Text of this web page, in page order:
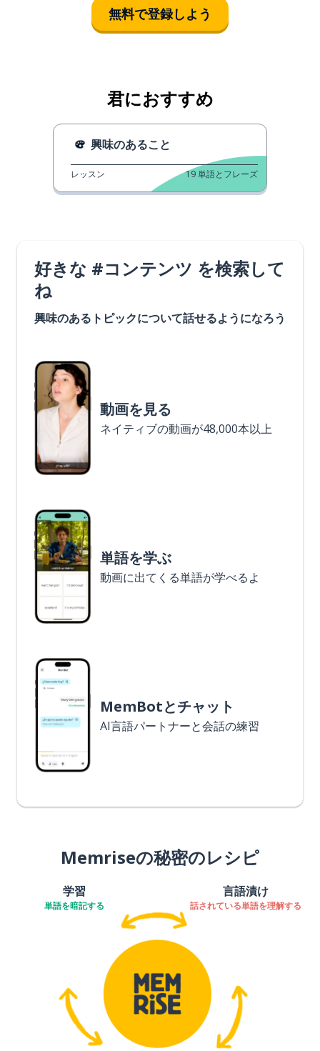
無料で登録しよう
君におすすめ
興味のあること
レッスン 19単語とフレーズ
好きな #コンテンツ を検索して
ね
興味のあるトピックについて話せるようになろう
動画を見る
ネイティブの動画が48,000本以上
単語を学ぶ
動画に出てくる単語が学べるよ
MemBotとチャット
AI言語パートナーと会話の練習
Memriseの秘密のレシピ
学習
単語を暗記する
言語漬け
話されている単語を理解する